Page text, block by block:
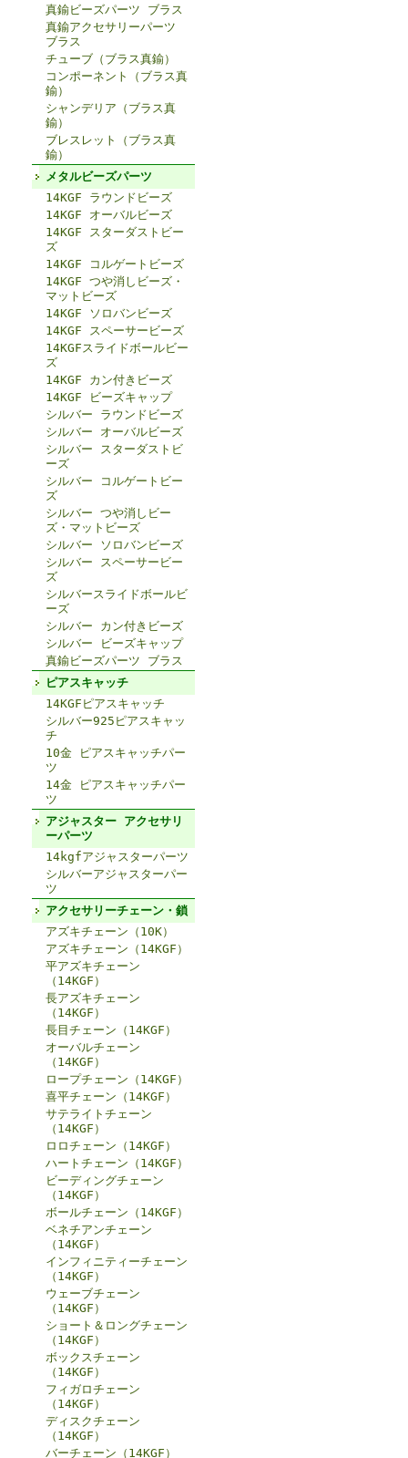
真鍮ビーズパーツ ブラス
真鍮アクセサリーパーツ
ブラス
チューブ（ブラス真鍮）
コンポーネント（ブラス真
鍮）
シャンデリア（ブラス真
鍮）
ブレスレット（ブラス真
鍮）
メタルビーズパーツ
14KGF ラウンドビーズ
14KGF オーバルビーズ
14KGF スターダストビー
ズ
14KGF コルゲートビーズ
14KGF つや消しビーズ・
マットビーズ
14KGF ソロバンビーズ
14KGF スペーサービーズ
14KGFスライドボールビー
ズ
14KGF カン付きビーズ
14KGF ビーズキャップ
シルバー ラウンドビーズ
シルバー オーバルビーズ
シルバー スターダストビ
ーズ
シルバー コルゲートビー
ズ
シルバー つや消しビー
ズ・マットビーズ
シルバー ソロバンビーズ
シルバー スペーサービー
ズ
シルバースライドボールビ
ーズ
シルバー カン付きビーズ
シルバー ビーズキャップ
真鍮ビーズパーツ ブラス
ピアスキャッチ
14KGFピアスキャッチ
シルバー925ピアスキャッ
チ
10金 ピアスキャッチパー
ツ
14金 ピアスキャッチパー
ツ
アジャスター アクセサリ
ーパーツ
14kgfアジャスターパーツ
シルバーアジャスターパー
ツ
アクセサリーチェーン・鎖
アズキチェーン（10K）
アズキチェーン（14KGF）
平アズキチェーン
（14KGF）
長アズキチェーン
（14KGF）
長目チェーン（14KGF）
オーバルチェーン
（14KGF）
ロープチェーン（14KGF）
喜平チェーン（14KGF）
サテライトチェーン
（14KGF）
ロロチェーン（14KGF）
ハートチェーン（14KGF）
ビーディングチェーン
（14KGF）
ボールチェーン（14KGF）
ベネチアンチェーン
（14KGF）
インフィニティーチェーン
（14KGF）
ウェーブチェーン
（14KGF）
ショート＆ロングチェーン
（14KGF）
ボックスチェーン
（14KGF）
フィガロチェーン
（14KGF）
ディスクチェーン
（14KGF）
バーチェーン（14KGF）